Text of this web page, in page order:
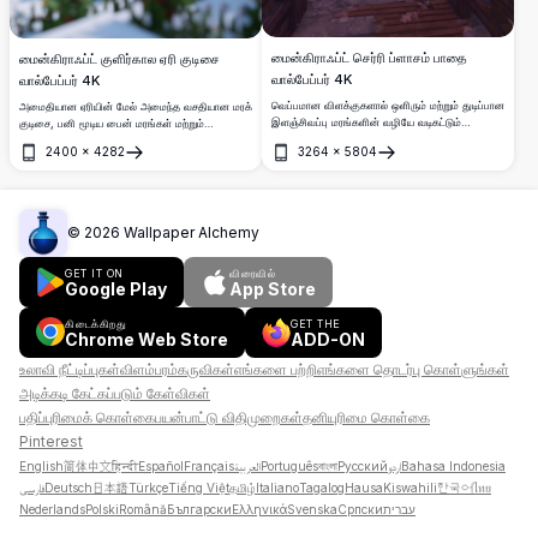
மைன்கிராஃப்ட் குளிர்கால ஏரி குடிசை
வால்பேப்பர் 4K
அமைதியான ஏரியின் மேல் அமைந்த வசதியான மரக்
குடிசை, பனி மூடிய பைன் மரங்கள் மற்றும்
மைன்கிராஃப்ட் குளிர்கால நிலவெளி, 4K
2400 × 4282
திறக்கவும்
மைன்கிராஃப்ட் செர்ரி ப்ளாசம் பாதை
வால்பேப்பர் 4K
வெப்பமான விளக்குகளால் ஒளிரும் மற்றும் துடிப்பான
இளஞ்சிவப்பு மரங்களின் வழியே வடிகட்டும்
ஒரு அற்புதமான மைன்கிராஃப்ட் செர்ரி ப்ளாசம்
3264 × 5804
திறக்கவும்
© 2026 Wallpaper Alchemy
GET IT ON
Google Play
விரைவில்
App Store
கிடைக்கிறது
Chrome Web Store
GET THE
ADD-ON
உலாவி நீட்டிப்புகள்விளம்பரம்கருவிகள்எங்களை பற்றிஎங்களை தொடர்பு கொள்ளுங்கள்
அடிக்கடி கேட்கப்படும் கேள்விகள்
பதிப்புரிமைக் கொள்கைபயன்பாட்டு விதிமுறைகள்தனியுரிமை கொள்கை
Pinterest
English简体中文हिन्दीEspañolFrançaisالعربيةPortuguêsবাংলাРусскийاردوBahasa Indonesia
فارسیDeutsch 日本語TürkçeTiếng Việtதமிழ்ItalianoTagalogHausaKiswahili한국어ไทย
NederlandsPolskiRomânăБългарскиΕλληνικάSvenskaСрпскиעברית